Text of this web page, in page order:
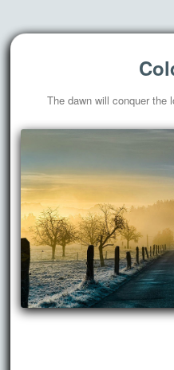
The dawn will conquer the